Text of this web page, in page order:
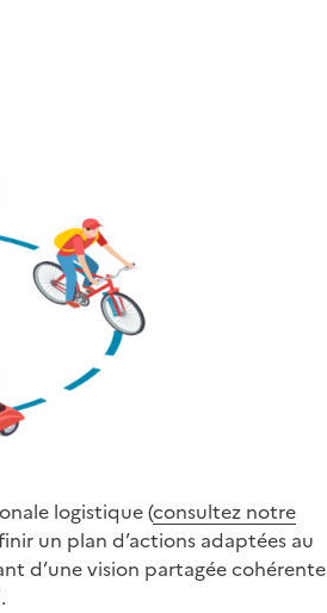
logistique (consultez notre
un plan d’actions adaptées au
d’une vision partagée cohérente